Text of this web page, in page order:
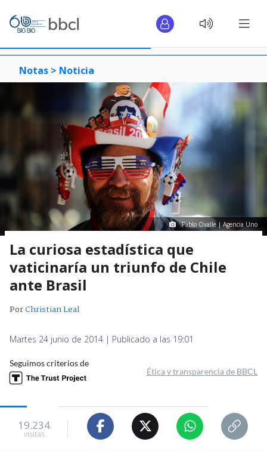
Notas > Noticia
Pablo Ovalle | Agencia Uno
La curiosa estadística que
vaticinaría un triunfo de Chile
ante Brasil
PorChristian Leal
Martes 24 junio de 2014 | Publicado a las 19:01
Seguimos criterios de
Ética y transparencia de BBCL
19.234
visitas